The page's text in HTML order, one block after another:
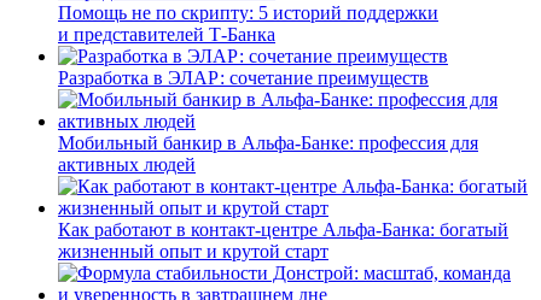
Помощь не по скрипту: 5 историй поддержки
и представителей Т-Банка
Разработка в ЭЛАР: сочетание преимуществ
Мобильный банкир в Альфа-Банке: профессия для
активных людей
Как работают в контакт-центре Альфа-Банка: богатый
жизненный опыт и крутой старт